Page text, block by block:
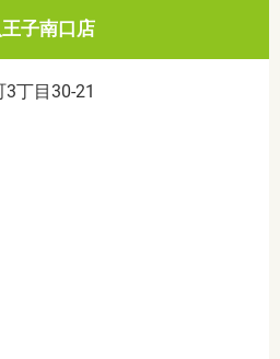
子南口店
丁目30-21